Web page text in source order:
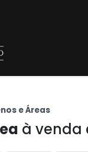
e Áreas
à venda